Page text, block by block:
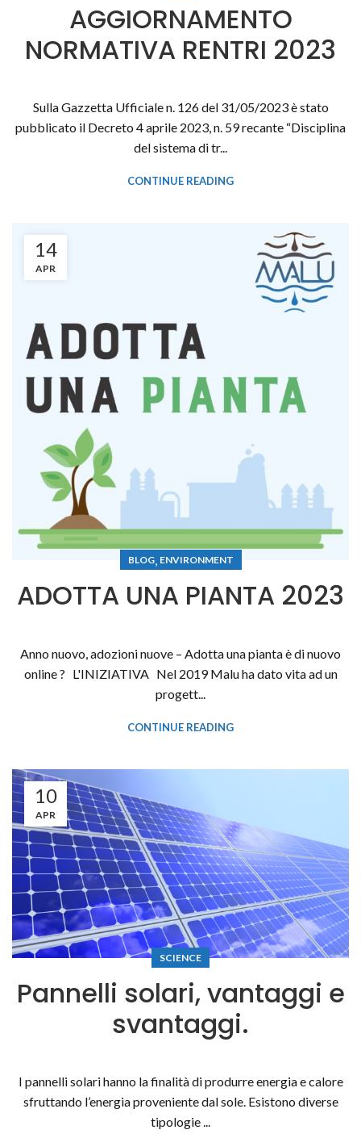
AGGIORNAMENTO
NORMATIVA RENTRI 2023
Sulla Gazzetta Ufficiale n. 126 del 31/05/2023 è stato
pubblicato il Decreto 4 aprile 2023, n. 59 recante “Disciplina
del sistema di tr...
CONTINUE READING
14
APR
BLOG, ENVIRONMENT
ADOTTA UNA PIANTA 2023
Anno nuovo, adozioni nuove – Adotta una pianta è di nuovo
online ? L'INIZIATIVA Nel 2019 Malu ha dato vita ad un
progett...
CONTINUE READING
10
APR
SCIENCE
Pannelli solari, vantaggi e
svantaggi.
I pannelli solari hanno la finalità di produrre energia e calore
sfruttando l’energia proveniente dal sole. Esistono diverse
tipologie ...